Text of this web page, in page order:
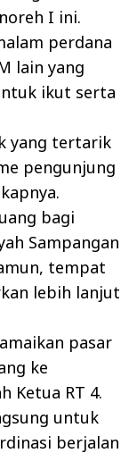
I ini.
perdana
lain yang
ikut serta
yang tertarik
pengunjung
bagi
Sampangan
tempat
lebih lanjut
pasar
ke
Ketua RT 4.
untuk
berjalan